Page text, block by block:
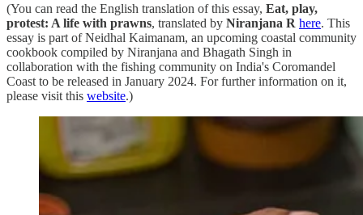
(You can read the English translation of this essay, Eat, play,
protest: A life with prawns, translated by Niranjana R here. This
essay is part of Neidhal Kaimanam, an upcoming coastal community
cookbook compiled by Niranjana and Bhagath Singh in
collaboration with the fishing community on India's Coromandel
Coast to be released in January 2024. For further information on it,
please visit this website.)